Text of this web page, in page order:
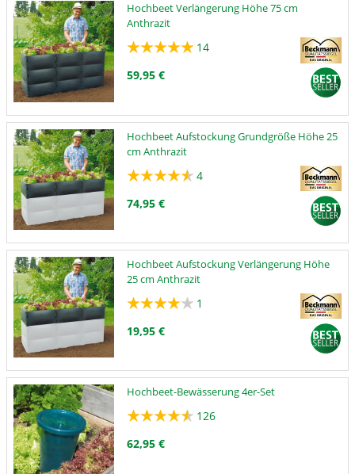
Hochbeet Verlängerung Höhe 75 cm
Anthrazit
14
59,95 €
Hochbeet Aufstockung Grundgröße Höhe 25
cm Anthrazit
4
74,95 €
Hochbeet Aufstockung Verlängerung Höhe
25 cm Anthrazit
1
19,95 €
Hochbeet-Bewässerung 4er-Set
126
62,95 €